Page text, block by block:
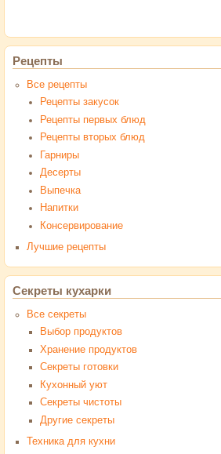
Рецепты
Все рецепты
Рецепты закусок
Рецепты первых блюд
Рецепты вторых блюд
Гарниры
Десерты
Выпечка
Напитки
Консервирование
Лучшие рецепты
Секреты кухарки
Все секреты
Выбор продуктов
Хранение продуктов
Секреты готовки
Кухонный уют
Секреты чистоты
Другие секреты
Техника для кухни